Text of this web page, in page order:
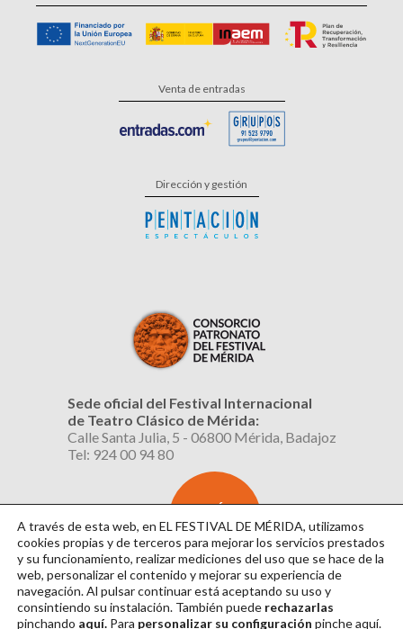
Venta de entradas
Dirección y gestión
Sede oficial del Festival Internacional
de Teatro Clásico de Mérida:
Calle Santa Julia, 5 - 06800 Mérida, Badajoz
Tel: 924 00 94 80
SUSCRÍBETE
AL BOLETÍN
A través de esta web, en EL FESTIVAL DE MÉRIDA, utilizamos
cookies propias y de terceros para mejorar los servicios prestados
y su funcionamiento, realizar mediciones del uso que se hace de la
web, personalizar el contenido y mejorar su experiencia de
navegación. Al pulsar continuarestá aceptando su uso y
consintiendo su instalación. También puede rechazarlas
pinchando aquí. Para personalizar su configuración pincheaquí.